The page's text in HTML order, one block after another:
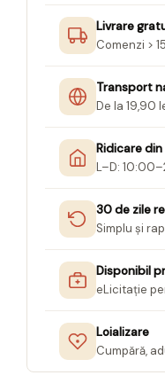
Jurnale cu cheita,
magnet
Pasta modelatoare
Harti de perete
Creta scolara
Glob Pamantesc
Materiale Didactice
Instrumente
tabla scolara
Tablite de desenat
Sugativa
Articole papetarie
Banda adeziva
Compas scolar
Livrare
Comenzi >
Transport
De la 19,90
Ridicare din
L–D:
30 de zile
Simplu și
Disponibil
eLicitație
Loializare
Cumpără,